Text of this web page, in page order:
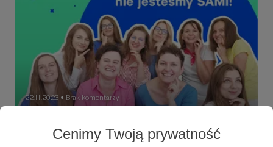
Cenimy Twoją prywatność
22.11.2023 ● Brak komentarzy
Czy warto inwestować w edukacje?
Zobacz, co o działaniach Fundacji mówi Bogusława Łuka -